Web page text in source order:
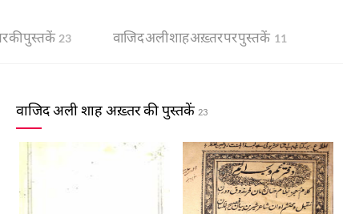
की पुस्तकें 23 वाजिद अली शाह अख़्तर पर पुस्तकें 11
वाजिद अली शाह अख़्तर की पुस्तकें 23